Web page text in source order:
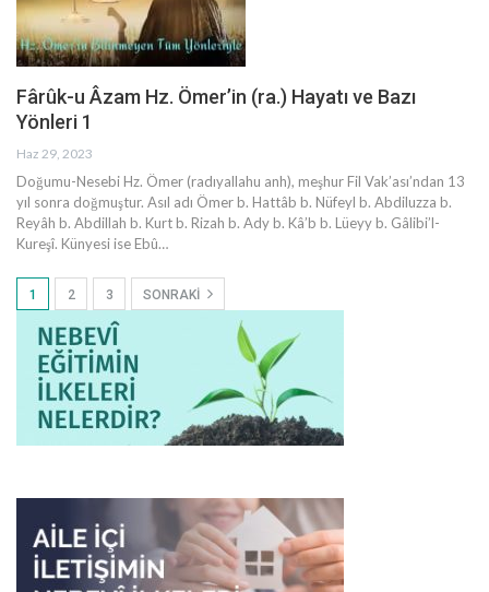
Fârûk-u Âzam Hz. Ömer’in (ra.) Hayatı ve Bazı
Yönleri 1
Haz 29, 2023
Doğumu-Nesebi Hz. Ömer (radıyallahu anh), meşhur Fil Vak’ası’ndan 13
yıl sonra doğmuştur. Asıl adı Ömer b. Hattâb b. Nüfeyl b. Abdiluzza b.
Reyâh b. Abdillah b. Kurt b. Rizah b. Ady b. Kâ’b b. Lüeyy b. Gâlibi’l-
Kureşî. Künyesi ise Ebû…
1 2 3 SONRAKI